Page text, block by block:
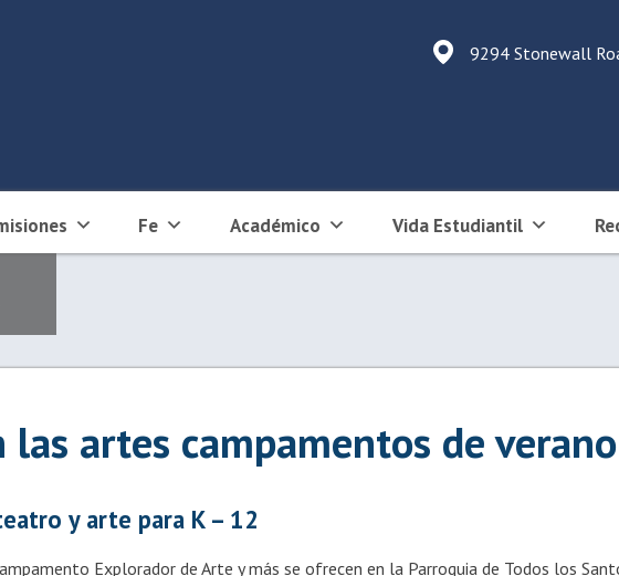
9294 Stonewall
Fe Académico Vida Estudiantil
las artes campamentos de verano
y arte para K – 12
Explorador de Arte y más se ofrecen en la Parroquia de Todos los